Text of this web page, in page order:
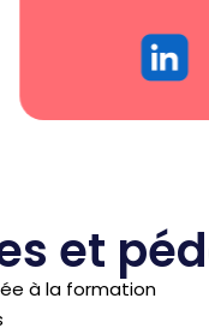
et
à la formation